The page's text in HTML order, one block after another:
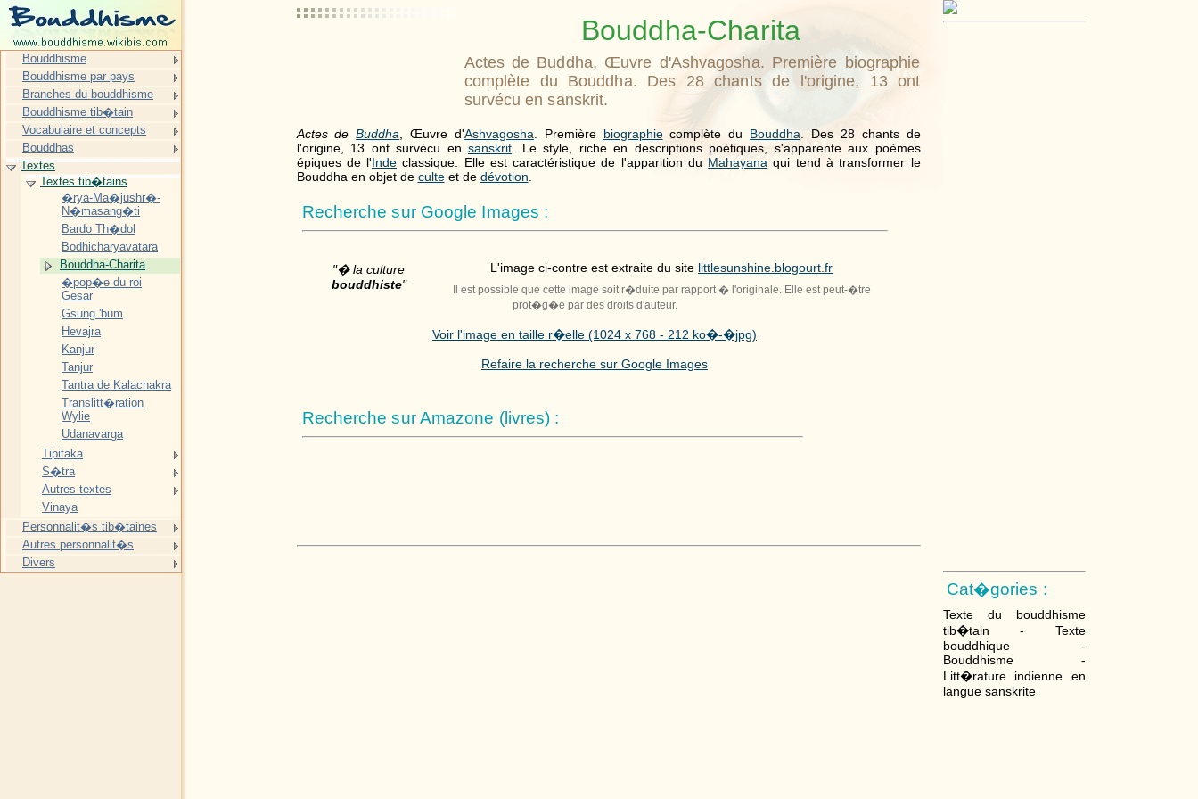
Bouddha-Charita
Actes de Buddha, Œuvre d'Ashvagosha. Première biographie
complète du Bouddha. Des 28 chants de l'origine, 13 ont
survécu en sanskrit.
Cat�gories :
Texte du bouddhisme
tib�tain - Texte
bouddhique -
Bouddhisme -
Litt�rature indienne en
langue sanskrite
Actes deBuddha , Œuvre d'Ashvagosha . Première biographiecomplète du Bouddha . Des 28 chants de
l'origine, 13 ont survécu en sanskrit . Le style, riche en descriptions poétiques, s'apparente aux poèmes
épiques de l'Inde classique. Elle est caractéristique de l'apparition du Mahayana qui tend à transformer le
Bouddha en objet de culteet de dévotion
Recherche sur Google Images :
"� la culture
bouddhiste"
L'image ci-contre est extraite du site littlesunshine.blogourt.fr
Il est possible que cette image soit r�duite par rapport � l'originale. Elle est peut-�tre
prot�g�e par des droits d'auteur.
Voir l'image en taille r�elle (1024 x 768 - 212 ko�-�jpg)
Refaire la recherche sur Google Images
Recherche sur Amazone (livres) :
Bouddhisme
Bouddhisme par pays
Branches du bouddhisme
Bouddhisme tib�tain
Vocabulaire et concepts
Bouddhas
Textes
Textes tib�tains
�rya-Ma�jushr�-
N�masang�ti
Bardo Th�dol
Bodhicharyavatara
Bouddha-Charita
�pop�e du roi
Gesar
Gsung 'bum
Hevajra
Kanjur
Tanjur
Tantra de Kalachakra
Translitt�ration
Wylie
Udanavarga
Tipitaka
S�tra
Autres textes
Vinaya
Personnalit�s tib�taines
Autres personnalit�s
Divers